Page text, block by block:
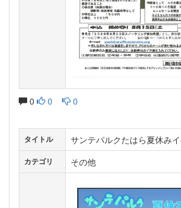
0 0 0
タイトル サンテパルクたはら夏休み
カテゴリ その他